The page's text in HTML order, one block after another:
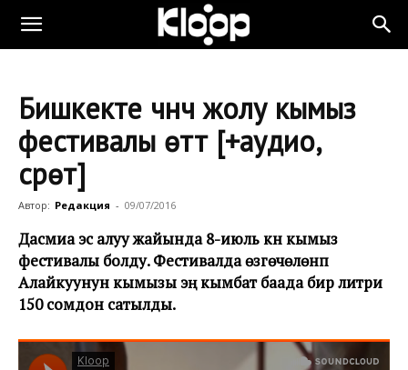
Бишкекте үчүнчү жолу кымыз
фестивалы өттү [+аудио,
сүрөт]
Автор: Редакция - 09/07/2016
Дасмиа эс алуу жайында 8-июль күнү кымыз
фестивалы болду. Фестивалда өзгөчөлөнүп
Алайкуунун кымызы эң кымбат баада бир литри
150 сомдон сатылды.